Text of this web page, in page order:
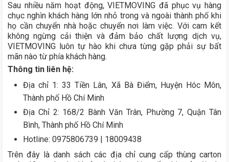
Sau nhiều năm hoạt động, VIETMOVING đã phục vụ hàng
chục nghìn khách hàng lớn nhỏ trong và ngoài thành phố khi
họ cần chuyển nhà hoặc chuyển nơi làm việc. Với cam kết
không ngừng cải thiện và đảm bảo chất lượng dịch vụ,
VIETMOVING luôn tự hào khi chưa từng gặp phải sự bất
mãn nào từ phía khách hàng.
Thông tin liên hệ:
Địa chỉ 1: 33 Tiền Lân, Xã Bà Điểm, Huyện Hóc Môn,
Thành phố Hồ Chí Minh
Địa Chỉ 2: 168/2 Bành Văn Trân, Phường 7, Quận Tân
Bình, Thành phố Hồ Chí Minh
Hotline: 0975806739 | 18009438
Trên đây là danh sách các địa chỉ cung cấp thùng carton